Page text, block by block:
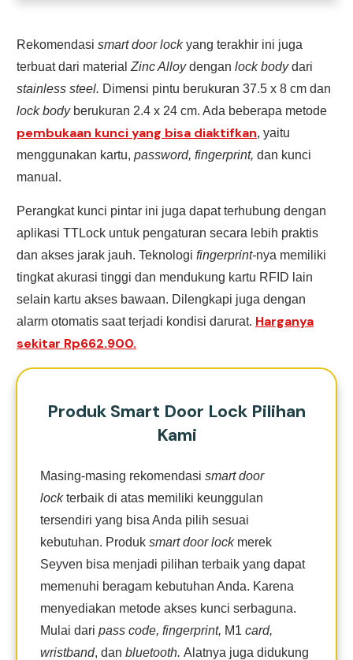
Rekomendasi smart door lockyang terakhir ini juga
terbuat dari material Zinc Alloydengan lock bodydari
stainless steel. Dimensi pintu berukuran 37.5 x 8 cm dan
lock body berukuran 2.4 x 24 cm. Ada beberapa metode
pembukaan kunci yang bisa diaktifkan, yaitu
menggunakan kartu, password, fingerprint, dan kunci
manual.
Perangkat kunci pintar ini juga dapat terhubung dengan
aplikasi TTLock untuk pengaturan secara lebih praktis
dan akses jarak jauh. Teknologi fingerprint-nya memiliki
tingkat akurasi tinggi dan mendukung kartu RFID lain
selain kartu akses bawaan. Dilengkapi juga dengan
alarm otomatis saat terjadi kondisi darurat. Harganya
sekitar Rp662.900.
Produk Smart Door Lock Pilihan
Kami
Masing-masing rekomendasi smart door
lockterbaik di atas memiliki keunggulan
tersendiri yang bisa Anda pilih sesuai
kebutuhan. Produk smart door lock merek
Seyven bisa menjadi pilihan terbaik yang dapat
memenuhi beragam kebutuhan Anda. Karena
menyediakan metode akses kunci serbaguna.
Mulai dari pass code, fingerprint, M1 card,
wristband, dan bluetooth. Alatnya juga didukung